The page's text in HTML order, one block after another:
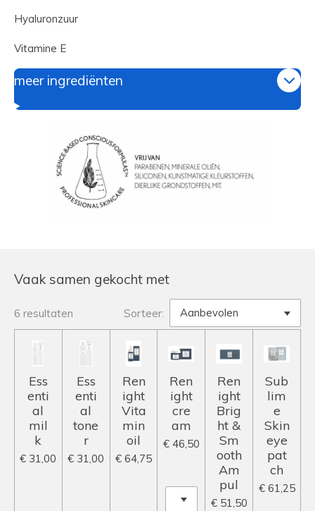
Hyaluronzuur
Vitamine E
meer ingrediënten
Vaak samen gekocht met
6 resultaten Sorteer:
Ess
enti
al
mil
k
€ 31,00
Ess
enti
al
tone
r
€ 31,00
Ren
ight
Vita
min
oil
€ 64,75
Ren
ight
cre
am
€ 46,50
Ren
ight
Brig
ht &
Sm
ooth
Am
pul
€ 51,50
Sub
lim
e
Skin
eye
pat
ch
€ 61,25